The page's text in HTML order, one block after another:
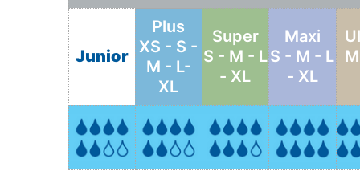
Junior
Plus
XS - S -
M - L-
XL
Super
S - M - L
- XL
Maxi
S - M - L
- XL